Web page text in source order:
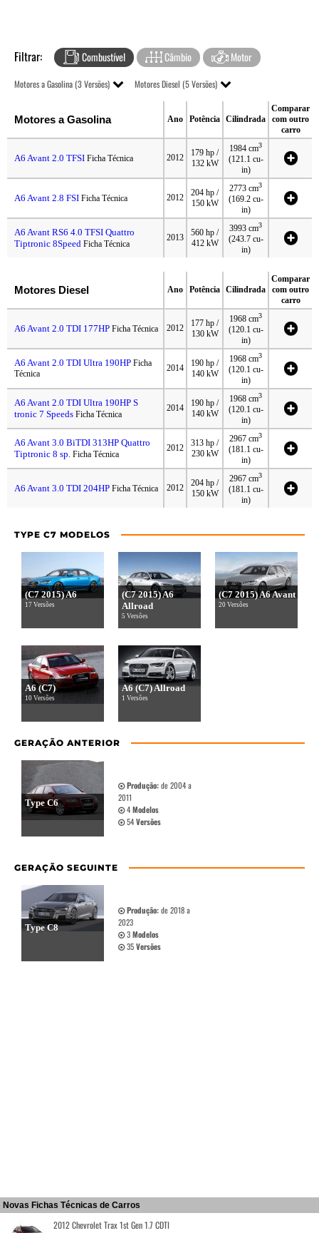
Filtrar: Combustível Câmbio Motor
Motores a Gasolina (3 Versões) Motores Diesel (5 Versões)
Motores a Gasolina Ano Potência Cilindrada
Comparar
com outro
carro
A6 Avant 2.0 TFSI Ficha Técnica 2012
179 hp /
132 kW
1984 cm3
(121.1 cu-
in)
A6 Avant 2.8 FSI Ficha Técnica 2012
204 hp /
150 kW
2773 cm3
(169.2 cu-
in)
A6 Avant RS6 4.0 TFSI Quattro
Tiptronic 8Speed Ficha Técnica
2013
560 hp /
412 kW
3993 cm3
(243.7 cu-
in)
Motores Diesel Ano Potência Cilindrada
Comparar
com outro
carro
A6 Avant 2.0 TDI 177HP Ficha Técnica 2012
177 hp /
130 kW
1968 cm3
(120.1 cu-
in)
A6 Avant 2.0 TDI Ultra 190HP Ficha
Técnica
2014
190 hp /
140 kW
1968 cm3
(120.1 cu-
in)
A6 Avant 2.0 TDI Ultra 190HP S
tronic 7 Speeds Ficha Técnica
2014
190 hp /
140 kW
1968 cm3
(120.1 cu-
in)
A6 Avant 3.0 BiTDI 313HP Quattro
Tiptronic 8 sp. Ficha Técnica
2012
313 hp /
230 kW
2967 cm3
(181.1 cu-
in)
A6 Avant 3.0 TDI 204HP Ficha Técnica 2012
204 hp /
150 kW
2967 cm3
(181.1 cu-
in)
TYPE C7 MODELOS
(C7 2015) A6
17 Versões
(C7 2015) A6
Allroad
5 Versões
(C7 2015) A6 Avant
20 Versões
A6 (C7)
10 Versões
A6 (C7) Allroad
1 Versões
GERAÇÃO ANTERIOR
Type C6
Produção:de 2004 a
2011
4Modelos
54Versões
GERAÇÃO SEGUINTE
Type C8
Produção:de 2018 a
2023
3Modelos
35Versões
Novas Fichas Técnicas de Carros
2012 Chevrolet Trax 1st Gen 1.7 CDTI